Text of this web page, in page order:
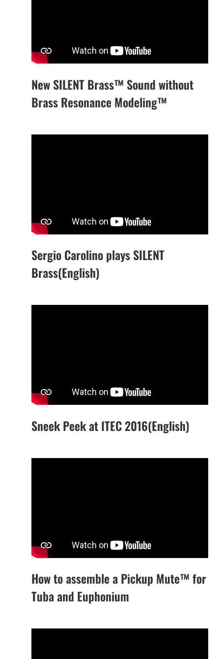
New SILENT Brass™ Sound without
Brass Resonance Modeling™
Sergio Carolino plays SILENT
Brass(English)
Sneek Peek at ITEC 2016(English)
How to assemble a Pickup Mute™ for
Tuba and Euphonium